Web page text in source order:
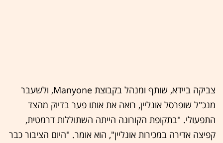
צביקה ביידא, שותף ומנהל בקבוצת Manyone, ולשעבר
מנכ"ל שופרסל אונליין, רואה את אותו פער בדיוק מהצד
התפעולי. "בתקופת הקורונה הייתה השתוללות דרמטית,
קפיצה אדירה במכירות אונליין", הוא אומר. "היום הציבור כבר